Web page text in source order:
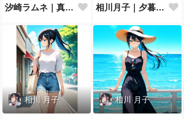
汐崎ラムネ｜真夏の扇風機ぶわっ 相川月子｜夕暮れのバルコニー
相川 月子 相川 月子